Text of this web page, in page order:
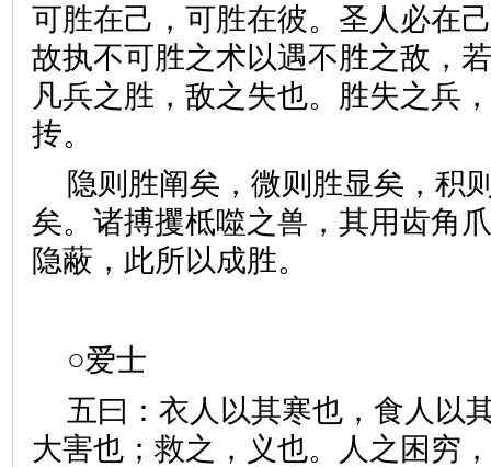
可胜在己，可胜在彼。圣人必在
故执不可胜之术以遇不胜之敌，
凡兵之胜，敌之失也。胜失之兵
抟。
隐则胜阐矣，微则胜显矣，积
矣。诸搏攫柢噬之兽，其用齿角
隐蔽，此所以成胜。
○爱士
五曰：衣人以其寒也，食人以
大害也；救之，义也。人之困穷